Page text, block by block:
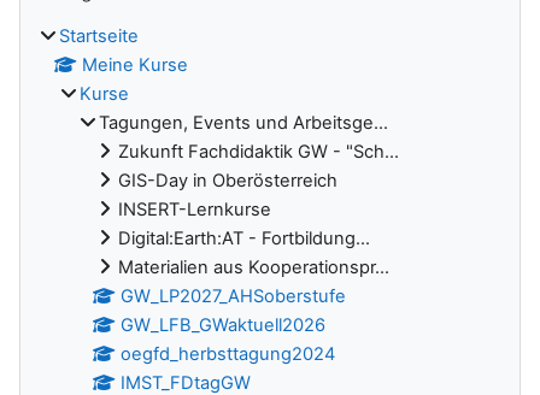
Startseite
Meine Kurse
Kurse
Tagungen, Events und Arbeitsge...
Zukunft Fachdidaktik GW - "Sch...
GIS-Day in Oberösterreich
INSERT-Lernkurse
Digital:Earth:AT - Fortbildung...
Materialien aus Kooperationspr...
GW_LP2027_AHSoberstufe
GW_LFB_GWaktuell2026
oegfd_herbsttagung2024
IMST_FDtagGW